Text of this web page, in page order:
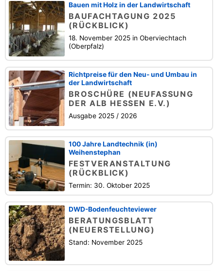
Bauen mit Holz in der Landwirtschaft
BAUFACHTAGUNG 2025
(RÜCKBLICK)
18. November 2025 in Oberviechtach
(Oberpfalz)
Richtpreise für den Neu- und Umbau in
der Landwirtschaft
BROSCHÜRE (NEUFASSUNG
DER ALB HESSEN E.V.)
Ausgabe 2025 / 2026
100 Jahre Landtechnik (in)
Weihenstephan
FESTVERANSTALTUNG
(RÜCKBLICK)
Termin: 30. Oktober 2025
DWD-Bodenfeuchteviewer
BERATUNGSBLATT
(NEUERSTELLUNG)
Stand: November 2025